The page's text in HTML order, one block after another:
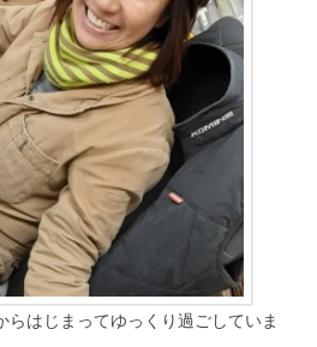
はじまってゆっくり過ごしていま